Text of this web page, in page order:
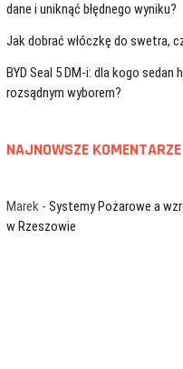
dane i uniknąć błędnego wyniku?
Jak dobrać włóczkę do swetra,
BYD Seal 5 DM-i: dla kogo sedan
rozsądnym wyborem?
NAJNOWSZE KOMENTARZE
Marek - Systemy Pożarowe a
w Rzeszowie